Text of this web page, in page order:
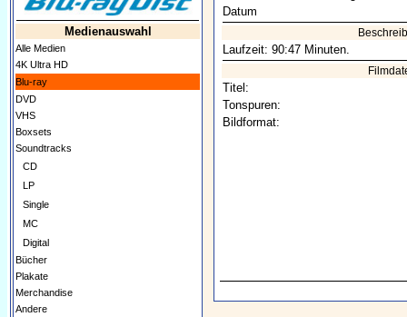
Medienauswahl
Alle Medien
4K Ultra HD
Blu-ray
DVD
VHS
Boxsets
Soundtracks
CD
LP
Single
MC
Digital
Bücher
Plakate
Merchandise
Andere
Datum
Laufzeit: 90:47 Minuten.
Titel:
Tonspuren:
Bildformat: